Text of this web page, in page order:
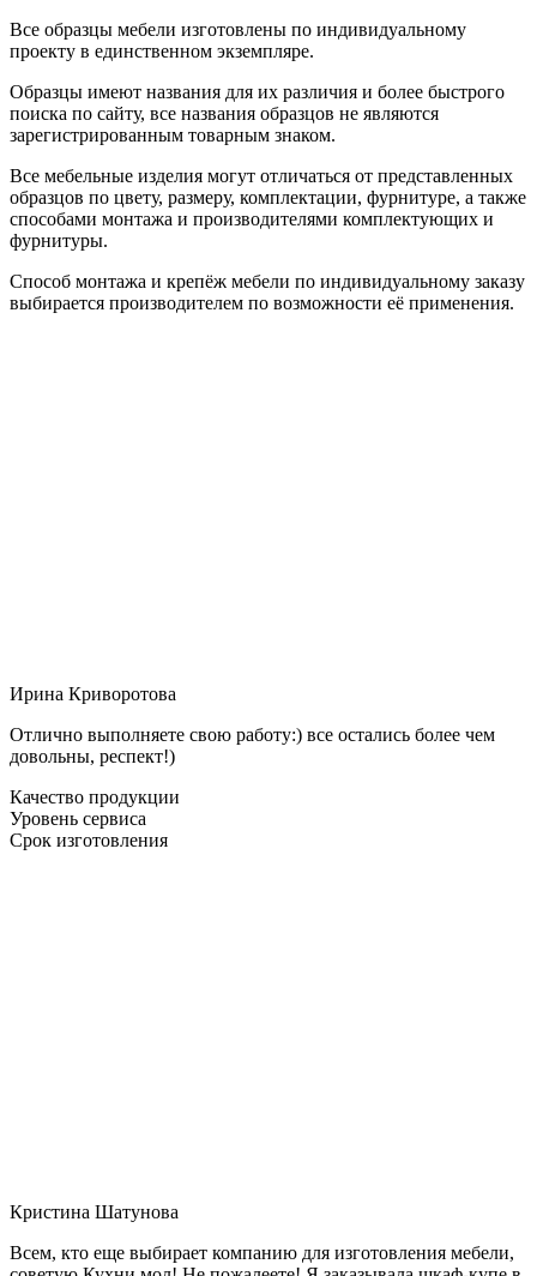
Все образцы мебели изготовлены по индивидуальному
проекту в единственном экземпляре.
Образцы имеют названия для их различия и более быстрого
поиска по сайту, все названия образцов не являются
зарегистрированным товарным знаком.
Все мебельные изделия могут отличаться от представленных
образцов по цвету, размеру, комплектации, фурнитуре, а также
способами монтажа и производителями комплектующих и
фурнитуры.
Способ монтажа и крепёж мебели по индивидуальному заказу
выбирается производителем по возможности её применения.
Ирина Криворотова
Отлично выполняете свою работу:) все остались более чем
довольны, респект!)
Качество продукции
Уровень сервиса
Срок изготовления
Кристина Шатунова
Всем, кто еще выбирает компанию для изготовления мебели,